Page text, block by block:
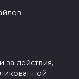
за действия,